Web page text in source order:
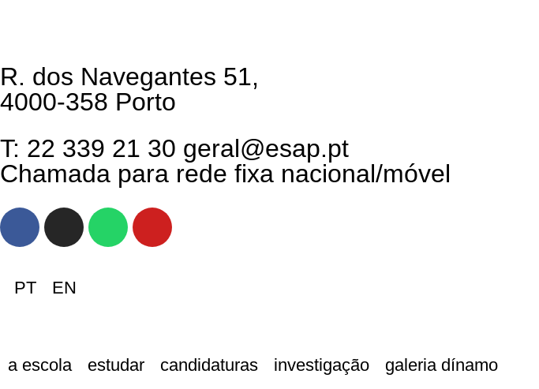
R. dos Navegantes 51,
4000-358 Porto
T: 22 339 21 30 geral@esap.pt
Chamada para rede fixa nacional/móvel
PT EN
a escola estudar candidaturas investigação galeria dínamo